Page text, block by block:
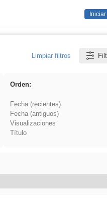
Limpiar filtros
Orden:
Fecha (recientes)
Fecha (antiguos)
Visualizaciones
Título